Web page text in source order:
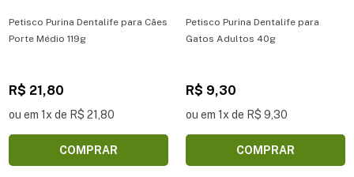
Petisco Purina Dentalife para Cães
Porte Médio 119g
R$ 21,80
ou em 1x de R$ 21,80
COMPRAR
Petisco Purina Dentalife para
Gatos Adultos 40g
R$ 9,30
ou em 1x de R$ 9,30
COMPRAR